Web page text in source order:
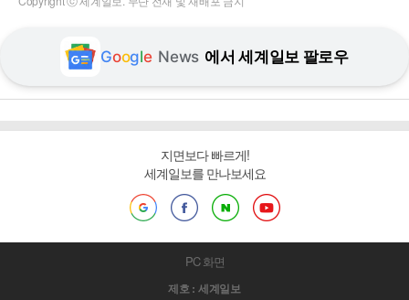
Google News 에서 세계일보 팔로우
지면보다 빠르게!
세계일보를 만나보세요
PC 화면
제호 : 세계일보